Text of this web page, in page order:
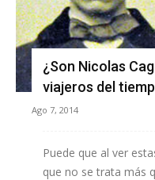
¿Son Nicolas
viajeros del
Ago 7, 2014
Puede que al ver
que no se trata más